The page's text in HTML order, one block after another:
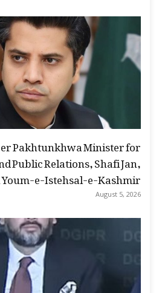
Pakhtunkhwa Minister for
Public Relations, Shafi Jan,
Youm-e-Istehsal-e-Kashmir
August 5, 2026